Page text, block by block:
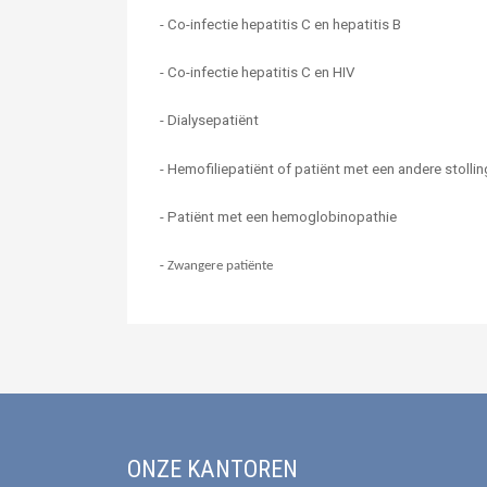
- Co-infectie hepatitis C en hepatitis B
- Co-infectie hepatitis C en HIV
- Dialysepatiënt
- Hemofiliepatiënt of patiënt met een andere
- Patiënt met een hemoglobinopathie
- Zwangere patiënte
ONZE KANTOREN